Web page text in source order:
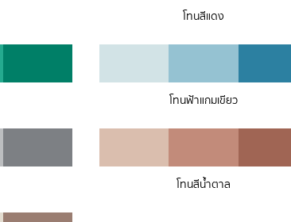
โทนสีแดง
โทนฟ้าแกมเขียว
โทนสีน้ำตาล